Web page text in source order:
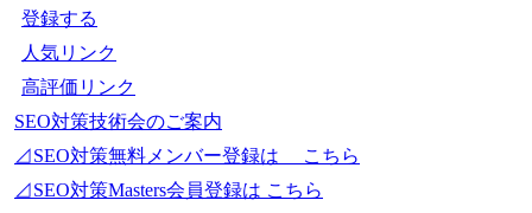
登録する
人気リンク
高評価リンク
SEO対策技術会のご案内
⊿SEO対策無料メンバー登録は こちら
⊿SEO対策Masters会員登録は こちら